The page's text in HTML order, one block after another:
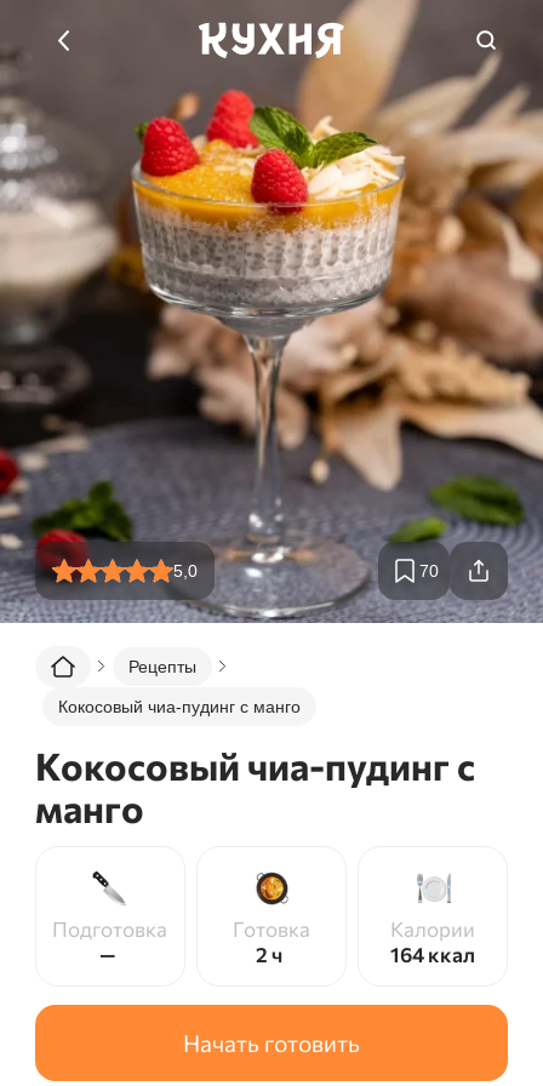
5,0 70
Рецепты
Кокосовый чиа-пудинг с манго
Кокосовый чиа-пудинг с
манго
Подготовка
—
Готовка
2 ч
Калории
164 ккал
Начать готовить